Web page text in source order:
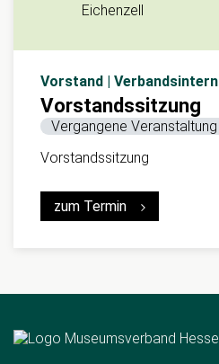
Eichenzell
Vorstand | Verbandsintern
Vorstandssitzung
Vergangene Veranstaltung
Vorstandssitzung
zum Termin